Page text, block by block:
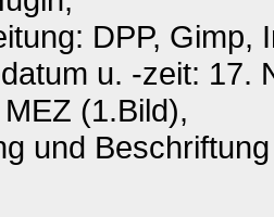
DPP, Gimp,
u. -zeit: 17.
(1.Bild),
und